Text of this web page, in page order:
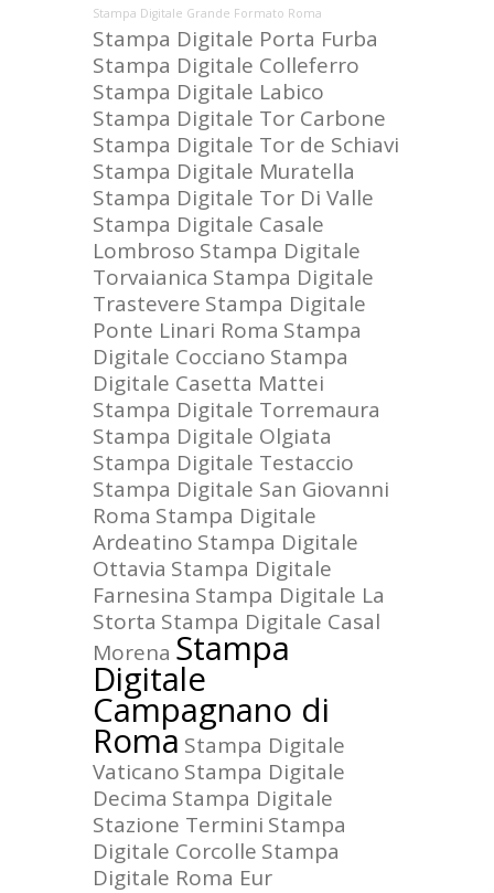
Stampa Digitale Grande Formato Roma
Stampa Digitale Porta Furba
Stampa Digitale Colleferro
Stampa Digitale Labico
Stampa Digitale Tor Carbone
Stampa Digitale Tor de Schiavi
Stampa Digitale Muratella
Stampa Digitale Tor Di Valle
Stampa Digitale Casale
Lombroso Stampa Digitale
Torvaianica Stampa Digitale
Trastevere Stampa Digitale
Ponte Linari Roma Stampa
Digitale Cocciano Stampa
Digitale Casetta Mattei
Stampa Digitale Torremaura
Stampa Digitale Olgiata
Stampa Digitale Testaccio
Stampa Digitale San Giovanni
Roma Stampa Digitale
Ardeatino Stampa Digitale
Ottavia Stampa Digitale
Farnesina Stampa Digitale La
Storta Stampa Digitale Casal
Morena Stampa
Digitale
Campagnano di
Roma Stampa Digitale
Vaticano Stampa Digitale
Decima Stampa Digitale
Stazione Termini Stampa
Digitale Corcolle Stampa
Digitale Roma Eur